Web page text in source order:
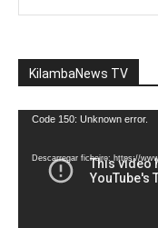
KilambaNews TV
Reprodutor
vídeo
Code 150: Unknown error.
Descarregar ficheiro: https://